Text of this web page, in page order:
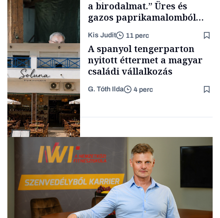
TÁMOGATÓI
Családi
vállalkozások
a birodalmat.” Üres és
gazos paprikamalomból
lett az igazi családi
fűszersztori
Kis Judit 11 perc
A spanyol tengerparton
nyitott éttermet a magyar
családi vállalkozás
G. Tóth Ilda 4 perc